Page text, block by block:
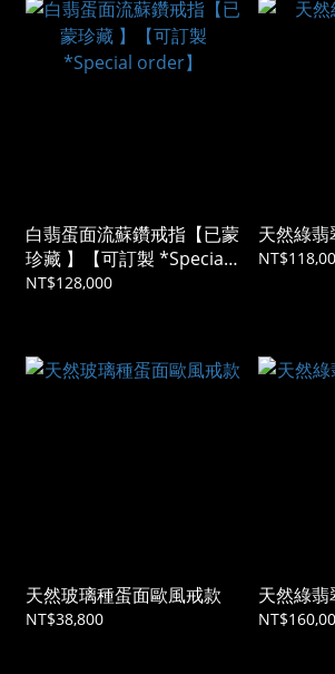
白翡蛋面流蘇鑽戒指【已蒙
珍藏 】【可訂製 *Special
order】
NT$128,000
天然綠
天然玻璃種蛋面歐風戒款
NT$38,800
天然綠